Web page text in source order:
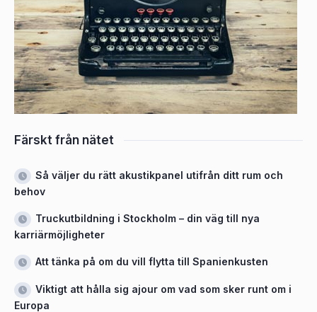
Färskt från nätet
Så väljer du rätt akustikpanel utifrån ditt rum och
behov
Truckutbildning i Stockholm – din väg till nya
karriärmöjligheter
Att tänka på om du vill flytta till Spanienkusten
Viktigt att hålla sig ajour om vad som sker runt om i
Europa